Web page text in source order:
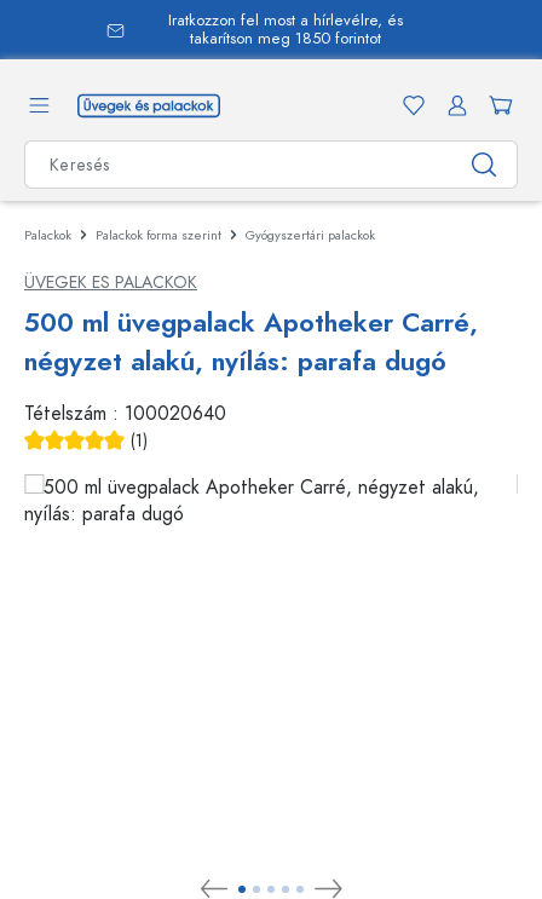
Iratkozzon fel most a hírlevélre, és
takarítson meg 1850 forintot
Palackok Palackok forma szerint Gyógyszertári palackok
ÜVEGEK ES PALACKOK
500 ml üvegpalack Apotheker Carré,
négyzet alakú, nyílás: parafa dugó
Tételszám : 100020640
(1)